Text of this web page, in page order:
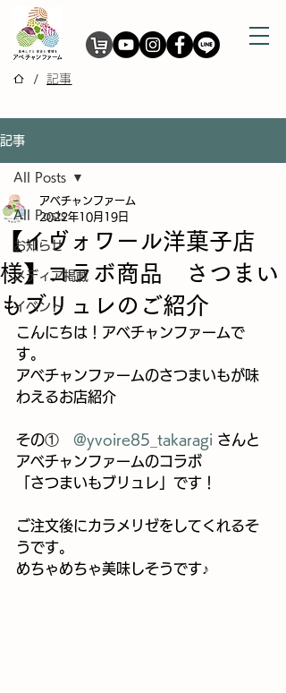
/ 記事
記事
All Posts
お知らせ
メディア掲載
イベント
All Posts
【イヴォワール洋菓子店
様】コラボ商品 さつまい
もブリュレのご紹介
アベチャンファーム
2022年10月19日
こんにちは！アベチャンファームで
す。
アベチャンファームのさつまいもが味
わえるお店紹介
その① @yvoire85_takaragi さんと
アベチャンファームのコラボ
「さつまいもブリュレ」です！
ご注文後にカラメリゼをしてくれるそ
うです。
めちゃめちゃ美味しそうです♪